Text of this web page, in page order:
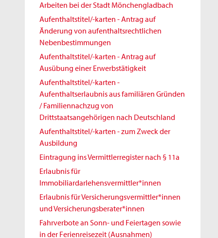
Arbeiten bei der Stadt Mönchengladbach
Aufenthaltstitel/-karten - Antrag auf
Änderung von aufenthaltsrechtlichen
Nebenbestimmungen
Aufenthaltstitel/-karten - Antrag auf
Ausübung einer Erwerbstätigkeit
Aufenthaltstitel/-karten -
Aufenthaltserlaubnis aus familiären Gründen
/ Familiennachzug von
Drittstaatsangehörigen nach Deutschland
Aufenthaltstitel/-karten - zum Zweck der
Ausbildung
Eintragung ins Vermittlerregister nach § 11a
Erlaubnis für
Immobiliardarlehensvermittler*innen
Erlaubnis für Versicherungsvermittler*innen
und Versicherungsberater*innen
Fahrverbote an Sonn- und Feiertagen sowie
in der Ferienreisezeit (Ausnahmen)